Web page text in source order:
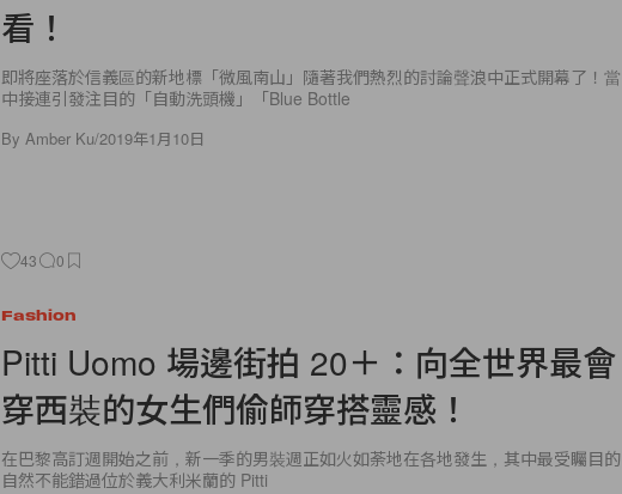
看！
即將座落於信義區的新地標「微風南山」隨著我們熱烈的討論聲浪中正式開幕了！當
中接連引發注目的「自動洗頭機」「Blue Bottle
By Amber Ku/2019年1月10日
43 0
Fashion
Pitti Uomo 場邊街拍 20＋：向全世界最會
穿西裝的女生們偷師穿搭靈感！
在巴黎高訂週開始之前，新一季的男裝週正如火如荼地在各地發生，其中最受矚目的
自然不能錯過位於義大利米蘭的 Pitti